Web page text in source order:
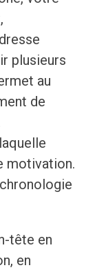
plusieurs
au
de
motivation.
tête en
en